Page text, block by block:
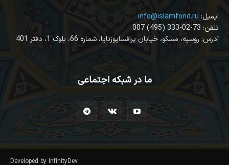
info@islamfond.ru :ایمیل
007 (495) 333-02-73 :تلفن
آدرس: روسیه، مسکو، خیابان پرافسایوزنایا، شماره 66، بلوک 1، دفتر 401
ما در شبکه اجتماعی
Developed by InfinityDev